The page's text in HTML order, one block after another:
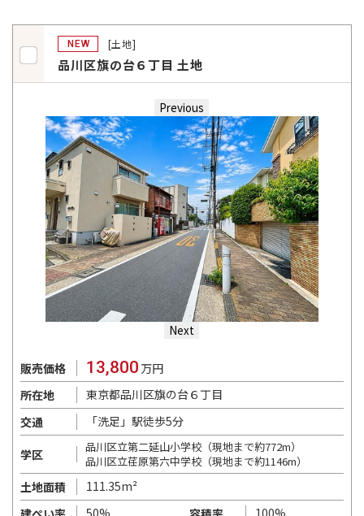
NEW [土地]
品川区旗の台６丁目 土地
Previous
Next
販売価格 13,800 万円
所在地
東京都品川区旗の台６丁目
交通
「洗足」駅徒歩5分
学区
品川区立第二延山小学校（現地まで約772m）
品川区立荏原第六中学校（現地まで約1146m）
土地面積
111.35m²